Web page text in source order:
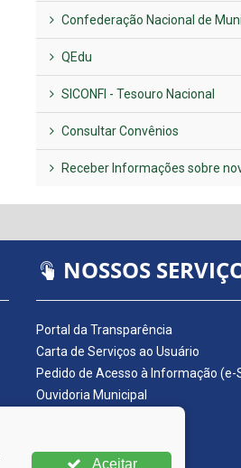
Confederação Nacional de
QEdu
SICONFI - Tesouro Nacional
Consultar Convênios
Receber Informações sobre
NOSSOS
Portal da Transparência
Carta de Serviços ao Usuário
Pedido de Acesso à Informação (e-
Ouvidoria Municipal
Nota Fiscal Eletrônica
Aceitar